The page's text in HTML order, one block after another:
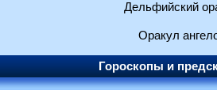
Дельфийский
Оракул
Гороскопы и